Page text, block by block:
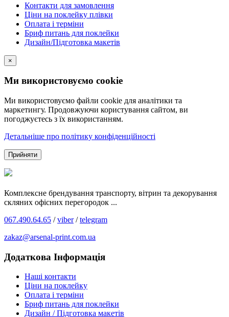
Контакти для замовлення
Ціни на поклейку плівки
Оплата і терміни
Бриф питань для поклейки
Дизайн/Підготовка макетів
×
Ми використовуємо cookie
Ми використовуємо файли cookie для аналітики та
маркетингу. Продовжуючи користування сайтом, ви
погоджуєтесь з їх використанням.
Детальніше про політику конфіденційності
Прийняти
Комплексне брендування транспорту, вітрин та декорування
скляних офісних перегородок ...
067.490.64.65 /viber/telegram
zakaz@arsenal-print.com.ua
Додаткова Інформація
Наші контакти
Ціни на поклейку
Оплата і терміни
Бриф питань для поклейки
Дизайн / Підготовка макетів